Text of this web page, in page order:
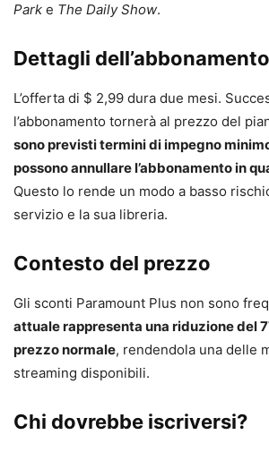
Park e The Daily Show.
Dettagli dell’abbonamento
L’offerta di $ 2,99 dura due mesi.
l’abbonamento tornerà al prezzo del
sono previsti termini di impegno
possono annullare l’abbonamento in
Questo lo rende un modo a basso
servizio e la sua libreria.
Contesto del prezzo
Gli sconti Paramount Plus non sono
attuale rappresenta una riduzione del
prezzo normale, rendendola una delle
streaming disponibili.
Chi dovrebbe iscriversi?